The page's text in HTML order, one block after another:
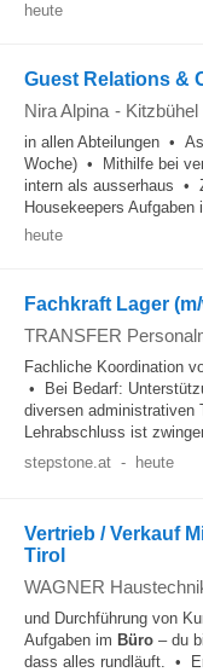
heute
Guest Relations &
Nira Alpina - Kitzbühel
in allen Abteilungen •
Woche) • Mithilfe bei
intern als ausserhaus •
Housekeepers Aufgaben
heute
Fachkraft Lager
TRANSFER
Fachliche Koordination
• Bei Bedarf:
diversen
Lehrabschluss ist
stepstone.at - heute
Vertrieb / Verkauf
Tirol
WAGNER
und Durchführung von
Aufgaben im Büro – du
dass alles rundläuft. •